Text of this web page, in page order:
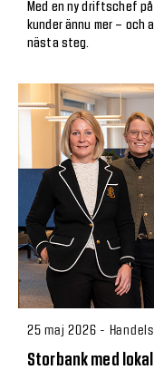
Med en ny driftschef
kunder ännu mer –
nästa steg.
25 maj 2026 -
Storbank med